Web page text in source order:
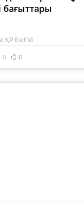
бағыттары
ҚР БжҒМ
0 0